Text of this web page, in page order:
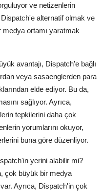
ve netizenlerin
alternatif olmak ve
medya ortamı yaratmak
avantajı, Dispatch'e bağlı
veya sasaenglerden para
elde ediyor. Bu da,
sağlıyor. Ayrıca,
tepkilerini daha çok
yorumlarını okuyor,
buna göre düzenliyor.
yerini alabilir mi?
çok büyük bir medya
Ayrıca, Dispatch'in çok